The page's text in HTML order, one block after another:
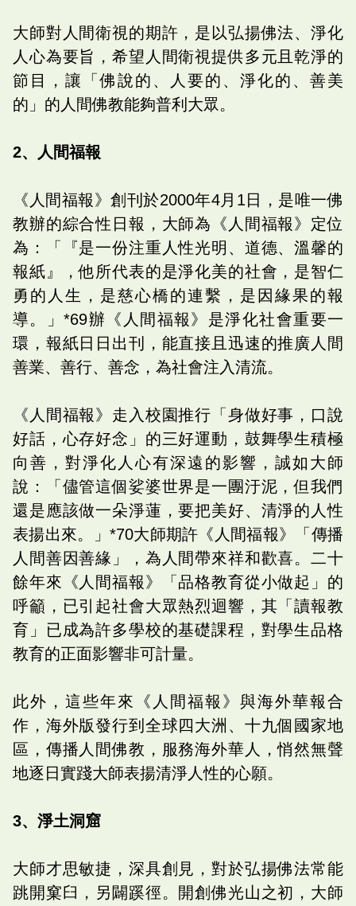
大師對人間衛視的期許，是以弘揚佛法、淨化
人心為要旨，希望人間衛視提供多元且乾淨的
節目，讓「佛說的、人要的、淨化的、善美
的」的人間佛教能夠普利大眾。
2、人間福報
《人間福報》創刊於2000年4月1日，是唯一佛
教辦的綜合性日報，大師為《人間福報》定位
為：「『是一份注重人性光明、道德、溫馨的
報紙』，他所代表的是淨化美的社會，是智仁
勇的人生，是慈心橋的連繫，是因緣果的報
導。」*69辦《人間福報》是淨化社會重要一
環，報紙日日出刊，能直接且迅速的推廣人間
善業、善行、善念，為社會注入清流。
《人間福報》走入校園推行「身做好事，口說
好話，心存好念」的三好運動，鼓舞學生積極
向善，對淨化人心有深遠的影響，誠如大師
說：「儘管這個娑婆世界是一團汙泥，但我們
還是應該做一朵淨蓮，要把美好、清淨的人性
表揚出來。」*70大師期許《人間福報》「傳播
人間善因善緣」，為人間帶來祥和歡喜。二十
餘年來《人間福報》「品格教育從小做起」的
呼籲，已引起社會大眾熱烈迴響，其「讀報教
育」已成為許多學校的基礎課程，對學生品格
教育的正面影響非可計量。
此外，這些年來《人間福報》與海外華報合
作，海外版發行到全球四大洲、十九個國家地
區，傳播人間佛教，服務海外華人，悄然無聲
地逐日實踐大師表揚清淨人性的心願。
3、淨土洞窟
大師才思敏捷，深具創見，對於弘揚佛法常能
跳開窠臼，另闢蹊徑。開創佛光山之初，大師